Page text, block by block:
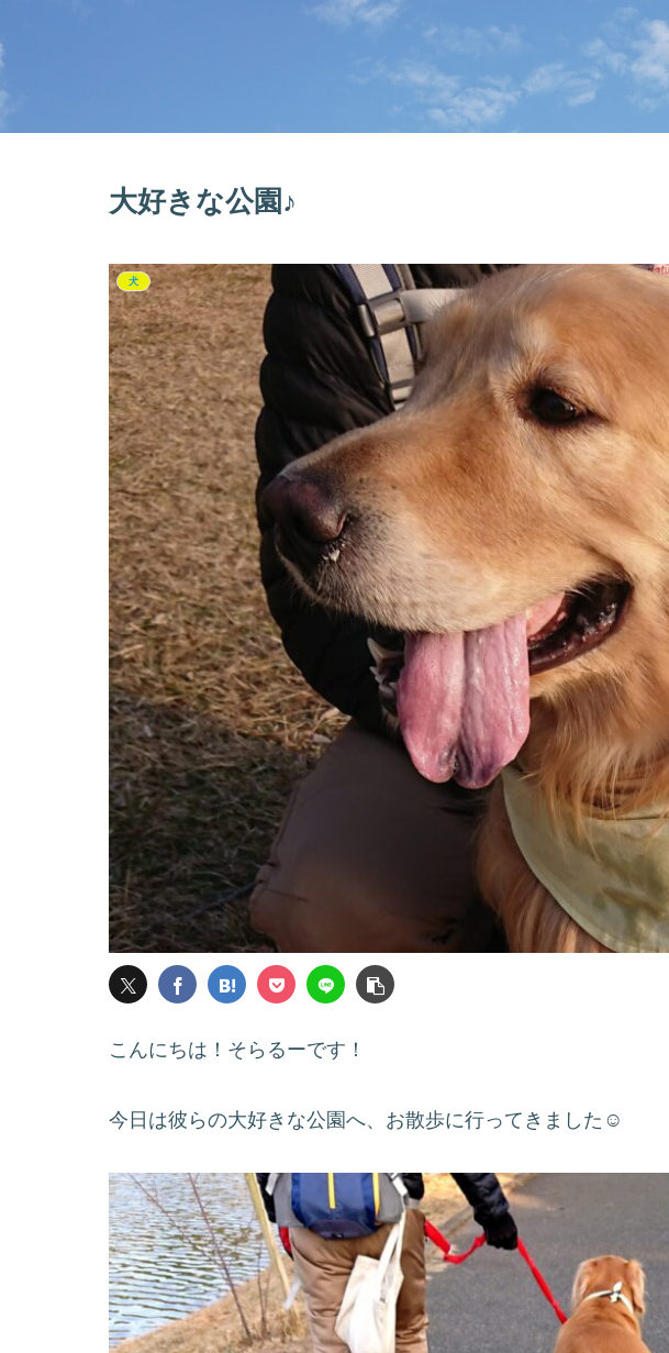
大好きな公園♪
犬
こんにちは！そらるーです！
今日は彼らの大好きな公園へ、お散歩に行ってきました☺